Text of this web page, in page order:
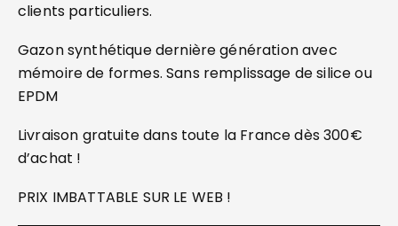
clients particuliers.
Gazon synthétique dernière génération avec
mémoire de formes. Sans remplissage de silice ou
EPDM
Livraison gratuite dans toute la France dès 300€
d’achat !
PRIX IMBATTABLE SUR LE WEB !